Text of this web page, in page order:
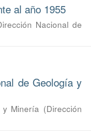
al año 1955
Nacional de
de Geología y
Minería (Dirección